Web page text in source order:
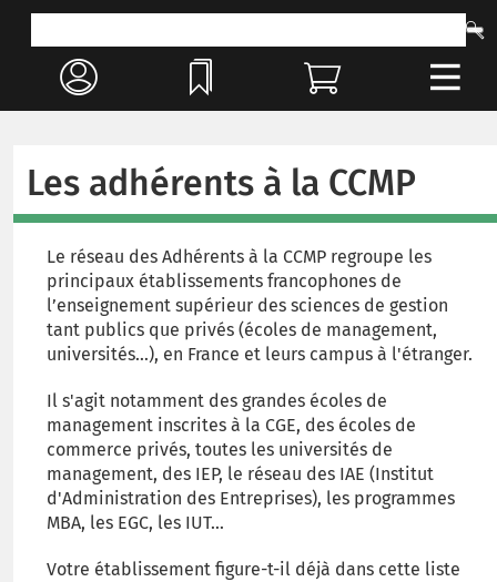
Les adhérents à la CCMP
Le réseau des Adhérents à la CCMP regroupe les
principaux établissements francophones de
l’enseignement supérieur des sciences de gestion
tant publics que privés (écoles de management,
universités…), en France et leurs campus à l'étranger.
Il s'agit notamment des grandes écoles de
management inscrites à la CGE, des écoles de
commerce privés, toutes les universités de
management, des IEP, le réseau des IAE (Institut
d'Administration des Entreprises), les programmes
MBA, les EGC, les IUT...
Votre établissement figure-t-il déjà dans cette liste